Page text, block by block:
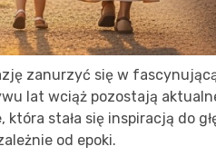
zanurzyć się w
lat wciąż pozostają
, która stała się inspiracją do
od epoki.